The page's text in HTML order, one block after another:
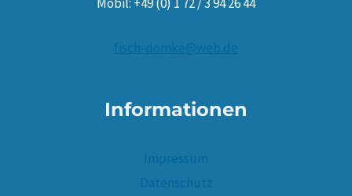
fisch-domke@web.de
Informationen
Impressum
Datenschutz